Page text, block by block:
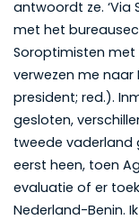
antwoordt ze.
met het
Soroptimisten met
verwezen me naar
president; red.).
gesloten,
tweede vaderland
eerst heen, toen
evaluatie of er
Nederland-Benin.